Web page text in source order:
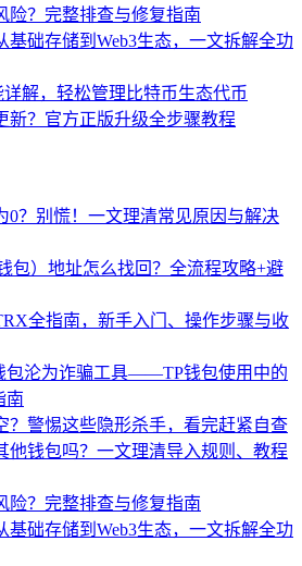
险？完整排查与修复指南
基础存储到Web3生态，一文拆解全功
解，轻松管理比特币生态代币
新？官方正版升级全步骤教程
0？别慌！一文理清常见原因与解决
包）地址怎么找回？全流程攻略+避
全指南，新手入门、操作步骤与收
包沦为诈骗工具——TP钱包使用中的
南
？警惕这些隐形杀手，看完赶紧自查
他钱包吗？一文理清导入规则、教程
险？完整排查与修复指南
基础存储到Web3生态，一文拆解全功